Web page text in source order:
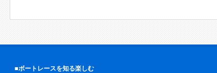
■ボートレースを知る楽しむ